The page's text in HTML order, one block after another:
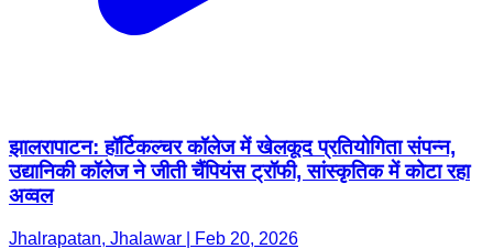
झालरापाटन: हॉर्टिकल्चर कॉलेज में खेलकूद प्रतियोगिता संपन्न,
उद्यानिकी कॉलेज ने जीती चैंपियंस ट्रॉफी, सांस्कृतिक में कोटा रहा
अव्वल
Jhalrapatan, Jhalawar | Feb 20, 2026